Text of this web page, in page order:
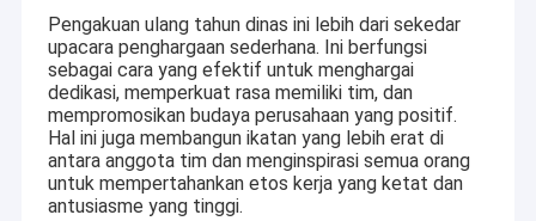
Pengakuan ulang tahun dinas ini lebih dari sekedar
upacara penghargaan sederhana. Ini berfungsi
sebagai cara yang efektif untuk menghargai
dedikasi, memperkuat rasa memiliki tim, dan
mempromosikan budaya perusahaan yang positif.
Hal ini juga membangun ikatan yang lebih erat di
antara anggota tim dan menginspirasi semua orang
untuk mempertahankan etos kerja yang ketat dan
antusiasme yang tinggi.